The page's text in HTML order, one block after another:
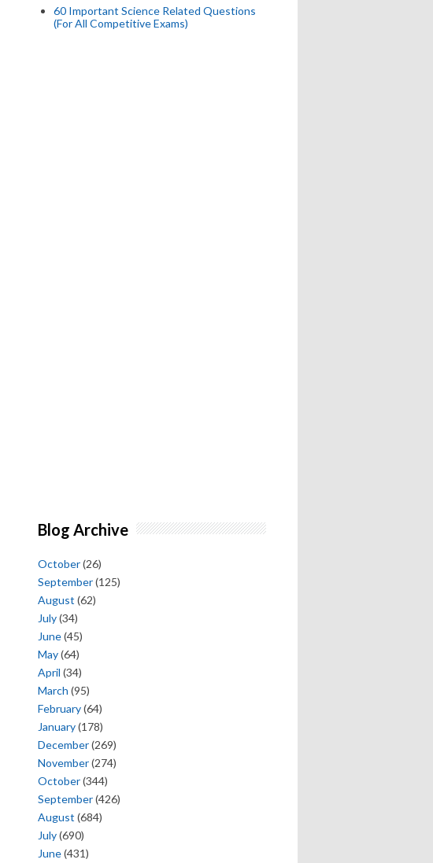
60 Important Science Related Questions
(For All Competitive Exams)
Blog Archive
October(26)
September(125)
August (62)
July(34)
June(45)
May(64)
April (34)
March (95)
February(64)
January(178)
December(269)
November(274)
October(344)
September(426)
August (684)
July(690)
June(431)